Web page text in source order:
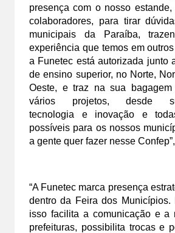
presença com o nosso
colaboradores, para tirar
municipais da Paraíba,
experiência que temos em
a Funetec está autorizada junto
de ensino superior, no Norte,
Oeste, e traz na sua
vários projetos, desde
tecnologia e inovação e
possíveis para os nossos
a gente quer fazer nesse
“A Funetec marca presença
dentro da Feira dos Municípios.
isso facilita a comunicação e a
prefeituras, possibilita trocas e